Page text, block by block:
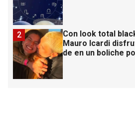
Con look total
Mauro Icardi
de en un boliche
2